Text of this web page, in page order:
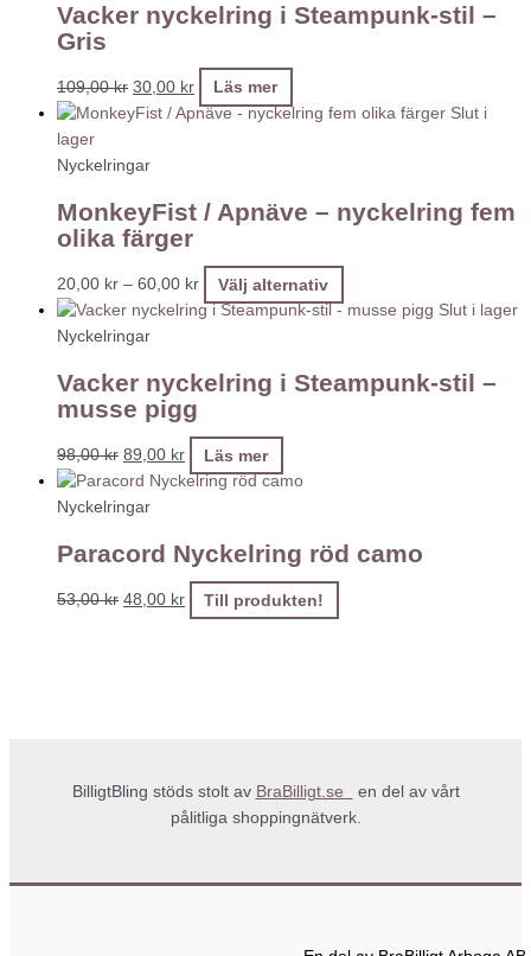
Vacker nyckelring i Steampunk-stil –
Gris
109,00kr 30,00 kr
Läs mer
Slut i
lager
Nyckelringar
MonkeyFist / Apnäve – nyckelring fem
olika färger
20,00 kr – 60,00 kr Välj alternativ
Slut i lager
Nyckelringar
Vacker nyckelring i Steampunk-stil –
musse pigg
98,00kr 89,00 kr Läs mer
Nyckelringar
Paracord Nyckelring röd camo
53,00kr 48,00 kr Till produkten!
BilligtBling stöds stolt av BraBilligt.se
en del av vårt
pålitliga shoppingnätverk.